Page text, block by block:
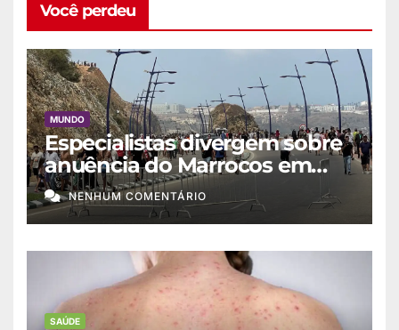
Você perdeu
MUNDO
Especialistas divergem sobre
anuência do Marrocos em
migração a Ceuta
NENHUM COMENTÁRIO
SAÚDE